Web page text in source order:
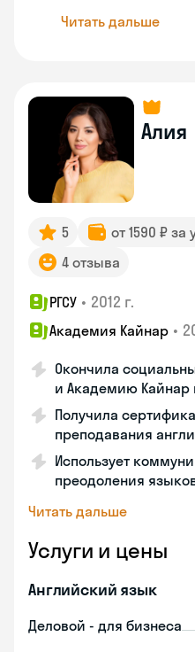
Читать дальше
Алия
5 от 1590 ₽ за
4 отзыва
РГСУ • 2012 г.
Академия Кайнар •
Окончила
и Академию Кайнар
Получила
преподавания
Использует
преодоления
Читать дальше
Услуги и цены
Английский язык
Деловой - для бизнеса